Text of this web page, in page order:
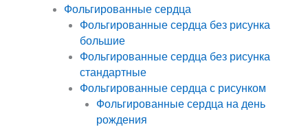
Фольгированные сердца
Фольгированные сердца без рисунка
большие
Фольгированные сердца без рисунка
стандартные
Фольгированные сердца с рисунком
Фольгированные сердца на день
рождения